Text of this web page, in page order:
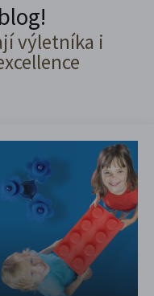
výletníka i